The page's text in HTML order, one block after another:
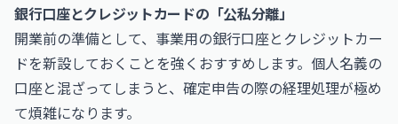
銀行口座とクレジットカードの「公私分離」
開業前の準備として、事業用の銀行口座とクレジットカー
ドを新設しておくことを強くおすすめします。個人名義の
口座と混ざってしまうと、確定申告の際の経理処理が極め
て煩雑になります。